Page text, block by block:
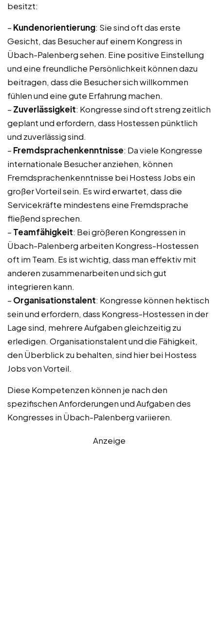
besitzt:
– Kundenorientierung: Sie sind oft das erste
Gesicht, das Besucher auf einem Kongress in
Übach-Palenberg sehen. Eine positive Einstellung
und eine freundliche Persönlichkeit können dazu
beitragen, dass die Besucher sich willkommen
fühlen und eine gute Erfahrung machen.
– Zuverlässigkeit: Kongresse sind oft streng zeitlich
geplant und erfordern, dass Hostessen pünktlich
und zuverlässig sind.
– Fremdsprachenkenntnisse: Da viele Kongresse
internationale Besucher anziehen, können
Fremdsprachenkenntnisse bei Hostess Jobs ein
großer Vorteil sein. Es wird erwartet, dass die
Servicekräfte mindestens eine Fremdsprache
fließend sprechen.
– Teamfähigkeit: Bei größeren Kongressen in
Übach-Palenberg arbeiten Kongress-Hostessen
oft im Team. Es ist wichtig, dass man effektiv mit
anderen zusammenarbeiten und sich gut
integrieren kann.
– Organisationstalent: Kongresse können hektisch
sein und erfordern, dass Kongress-Hostessen in der
Lage sind, mehrere Aufgaben gleichzeitig zu
erledigen. Organisationstalent und die Fähigkeit,
den Überblick zu behalten, sind hier bei Hostess
Jobs von Vorteil.
Diese Kompetenzen können je nach den
spezifischen Anforderungen und Aufgaben des
Kongresses in Übach-Palenberg variieren.
Anzeige